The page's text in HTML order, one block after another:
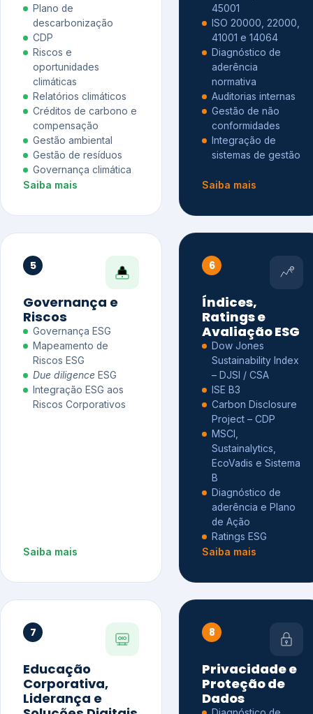
Plano de
descarbonização
CDP
Riscos e
oportunidades
climáticas
Relatórios climáticos
Créditos de carbono e
compensação
Gestão ambiental
Gestão de resíduos
Governança climática
Saiba mais
45001
ISO 20000, 22000,
41001 e 14064
Diagnóstico de
aderência
normativa
Auditorias internas
Gestão de não
conformidades
Integração de
sistemas de gestão
Saiba mais
5
Governança e
Riscos
Governança ESG
Mapeamento de
Riscos ESG
Due diligence ESG
Integração ESG aos
Riscos Corporativos
Saiba mais
6
Índices,
Ratings e
Avaliação ESG
Dow Jones
Sustainability Index
– DJSI / CSA
ISE B3
Carbon Disclosure
Project – CDP
MSCI,
Sustainalytics,
EcoVadis e Sistema
B
Diagnóstico de
aderência e Plano
de Ação
Ratings ESG
Saiba mais
7
Educação
Corporativa,
Liderança e
8
Privacidade e
Proteção de
Dados